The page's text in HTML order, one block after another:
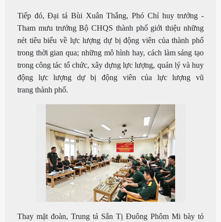
Tiếp đó, Đại tá Bùi Xuân Thắng, Phó Chỉ huy trưởng -
Tham mưu trưởng Bộ CHQS thành phố giới thiệu những
nét tiêu biểu về lực lượng dự bị động viên của thành phố
trong thời gian qua; những mô hình hay, cách làm sáng tạo
trong công tác tổ chức, xây dựng lực lượng, quản lý và huy
động lực lượng dự bị động viên của lực lượng vũ
trang thành phố.
Thay mặt đoàn, Trung tá Sẳn Tị Đuông Phôm Mi bày tỏ